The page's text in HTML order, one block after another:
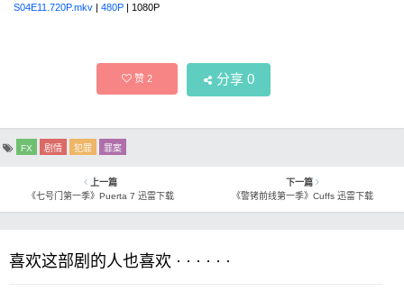
S04E11.720P.mkv
480P | 1080P
赞2 分享 0
FX 剧情 犯罪 罪案
上一篇
《七号门第一季》Puerta 7 迅雷下载
下一篇
《警铐前线第一季》Cuffs 迅雷下载
喜欢这部剧的人也喜欢 · · · · · ·